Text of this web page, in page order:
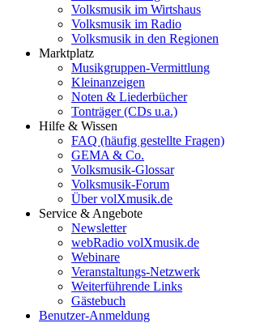
Volksmusik im Wirtshaus
Volksmusik im Radio
Volksmusik in den Regionen
Marktplatz
Musikgruppen-Vermittlung
Kleinanzeigen
Noten & Liederbücher
Tonträger (CDs u.a.)
Hilfe & Wissen
FAQ (häufig gestellte Fragen)
GEMA & Co.
Volksmusik-Glossar
Volksmusik-Forum
Über volXmusik.de
Service & Angebote
Newsletter
webRadio volXmusik.de
Webinare
Veranstaltungs-Netzwerk
Weiterführende Links
Gästebuch
Benutzer-Anmeldung